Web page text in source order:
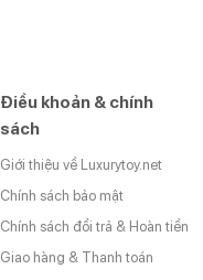
Điều khoản & chính
sách
Giới thiệu về Luxurytoy.net
Chính sách bảo mật
Chính sách đổi trả & Hoàn tiền
Giao hàng & Thanh toán